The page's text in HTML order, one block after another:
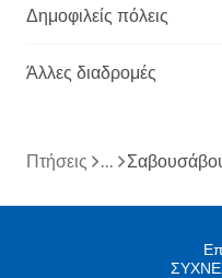
Δημοφιλείς πόλεις
Άλλες διαδρομές
Πτήσεις